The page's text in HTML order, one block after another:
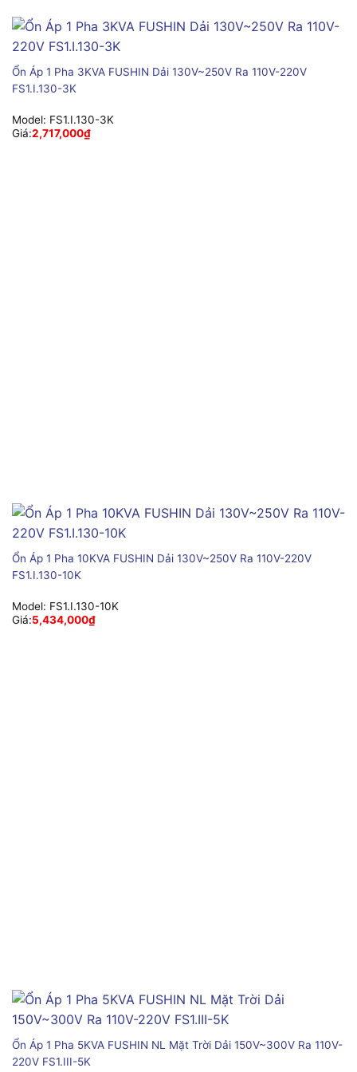
Ổn Áp 1 Pha 3KVA FUSHIN Dải 130V~250V Ra 110V-220V
FS1.I.130-3K
Model: FS1.I.130-3K
Giá:2,717,000₫
Ổn Áp 1 Pha 10KVA FUSHIN Dải 130V~250V Ra 110V-220V
FS1.I.130-10K
Model: FS1.I.130-10K
Giá:5,434,000₫
Ổn Áp 1 Pha 5KVA FUSHIN NL Mặt Trời Dải 150V~300V Ra 110V-
220V FS1.III-5K